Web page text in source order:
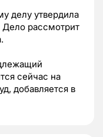
делу утвердила
Дело рассмотрит
сейчас на
добавляется в